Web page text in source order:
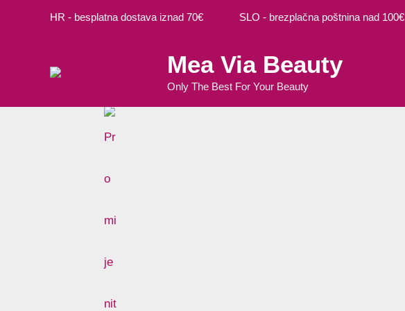
HR - besplatna dostava iznad 70€ SLO - brezplačna poštnina nad 100€
Mea Via Beauty
Only The Best For Your Beauty